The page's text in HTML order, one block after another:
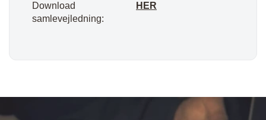
Download
samlevejledning:
HER